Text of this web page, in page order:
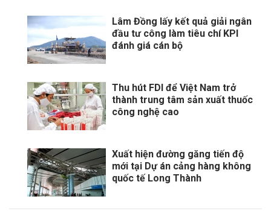
Lâm Đồng lấy kết quả giải ngân
đầu tư công làm tiêu chí KPI
đánh giá cán bộ
Thu hút FDI để Việt Nam trở
thành trung tâm sản xuất thuốc
công nghệ cao
Xuất hiện đường găng tiến độ
mới tại Dự án cảng hàng không
quốc tế Long Thành